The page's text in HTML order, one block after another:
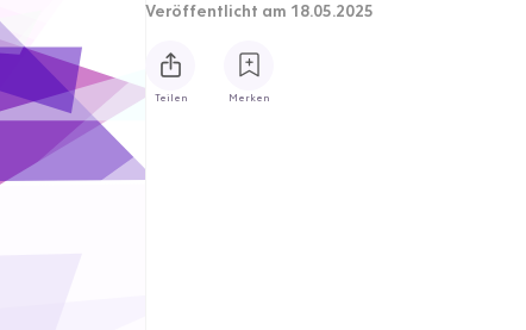
Veröffentlicht am 18.05.2025
Teilen Merken